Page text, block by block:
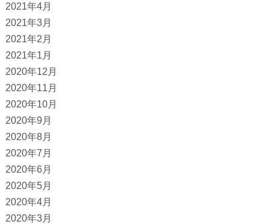
2021年4月
2021年3月
2021年2月
2021年1月
2020年12月
2020年11月
2020年10月
2020年9月
2020年8月
2020年7月
2020年6月
2020年5月
2020年4月
2020年3月